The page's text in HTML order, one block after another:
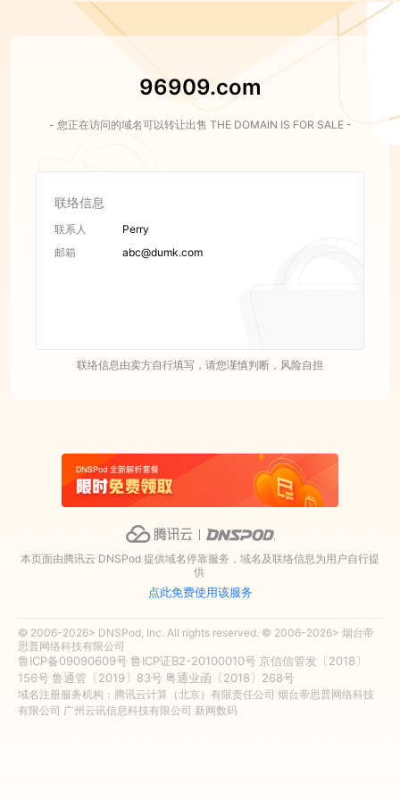
96909.com
- 您正在访问的域名可以转让出售 THE DOMAIN IS FOR SALE -
联络信息
联系人
Perry
邮箱
abc@dumk.com
联络信息由卖方自行填写，请您谨慎判断，风险自担
本页面由腾讯云 DNSPod 提供域名停靠服务，域名及联络信息为用户自行提
供
点此免费使用该服务
© 2006-2026> DNSPod, Inc. All rights reserved. © 2006-2026> 烟台帝
思普网络科技有限公司
鲁ICP备09090609号 鲁ICP证B2-20100010号 京信信管发〔2018〕
156号 鲁通管〔2019〕83号 粤通业函〔2018〕268号
域名注册服务机构：腾讯云计算（北京）有限责任公司 烟台帝思普网络科技
有限公司 广州云讯信息科技有限公司 新网数码